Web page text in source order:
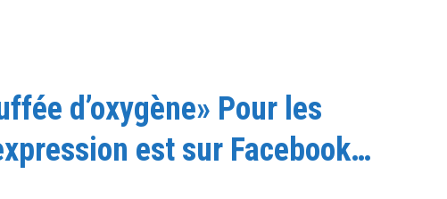
d’oxygène» Pour les
est sur Facebook…